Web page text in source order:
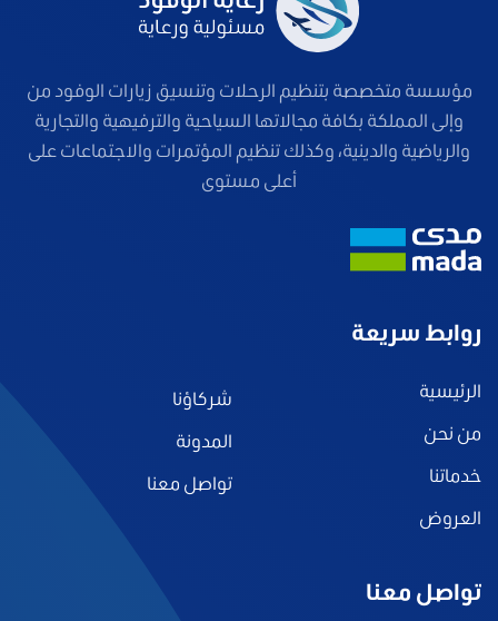
مؤسسة متخصصة بتنظيم الرحلات وتنسيق زيارات الوفود من
وإلى المملكة بكافة مجالاتها السياحية والترفيهية والتجارية
والرياضية والدينية، وكذلك تنظيم المؤتمرات والاجتماعات على
أعلى مستوى
روابط سريعة
الرئيسية
من نحن
خدماتنا
العروض
شركاؤنا
المدونة
تواصل معنا
تواصل معنا